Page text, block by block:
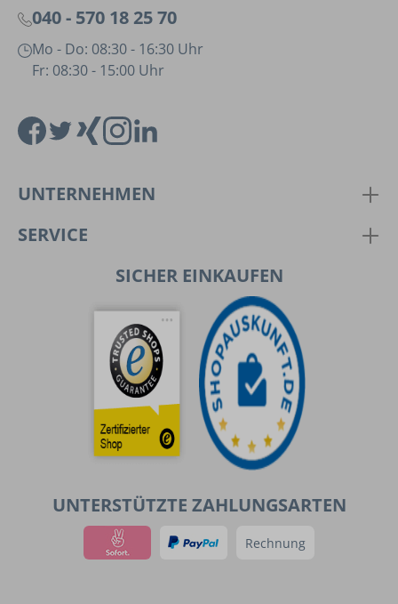
040 - 570 18 25 70
Mo - Do: 08:30 - 16:30 Uhr
Fr: 08:30 - 15:00 Uhr
UNTERNEHMEN
SERVICE
SICHER EINKAUFEN
UNTERSTÜTZTE ZAHLUNGSARTEN
Rechnung